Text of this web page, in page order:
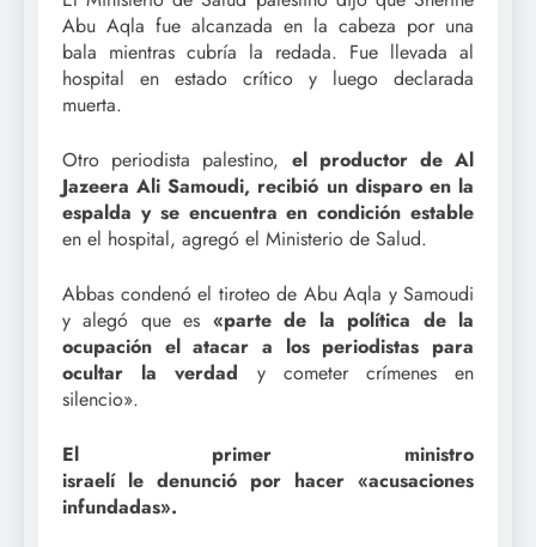
Abu Aqla fue alcanzada en la cabeza por una
bala mientras cubría la redada. Fue llevada al
hospital en estado crítico y luego declarada
muerta.
Otro periodista palestino, el productor de Al
Jazeera Ali Samoudi, recibió un disparo en la
espalda y se encuentra en condición estable
en el hospital, agregó el Ministerio de Salud.
Abbas condenó el tiroteo de Abu Aqla y Samoudi
y alegó que es «parte de la política de la
ocupación elatacar a los periodistas para
ocultar la verdad y cometer crímenes en
silencio».
El primer ministro
israelí le denunció por hacer «acusaciones
infundadas».